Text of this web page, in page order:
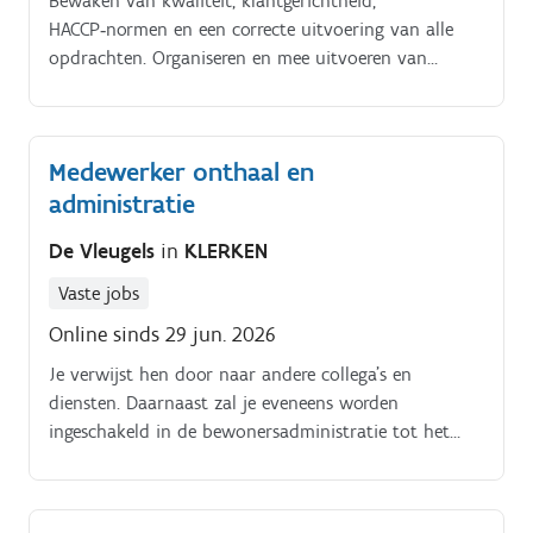
kansspelen, enz Je bent mee verantwoordelijk voor de
planning en organisatie van kermissen en lokale
gemeentelijke landbouwaangelegenheden
HACCP‑normen en een correcte uitvoering van alle
opdrachten. Organiseren en mee uitvoeren van
directiemaaltijden en interne cateringopdrachten.
Medewerker onthaal en
administratie
De Vleugels in KLERKEN
Vaste jobs
Online sinds 29 jun. 2026
Je verwijst hen door naar andere collega's en
diensten. Daarnaast zal je eveneens worden
ingeschakeld in de bewonersadministratie tot het